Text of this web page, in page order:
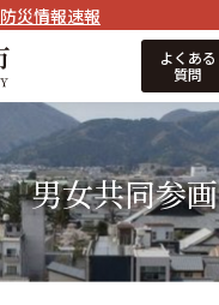
防災情報速報
よくある
質問
男女共同参画